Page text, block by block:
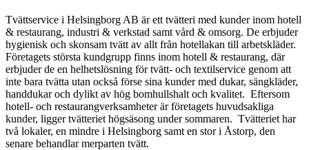
Tvättservice i Helsingborg AB är ett tvätteri med kunder inom hotell
& restaurang, industri & verkstad samt vård & omsorg. De erbjuder
hygienisk och skonsam tvätt av allt från hotellakan till arbetskläder.
Företagets största kundgrupp finns inom hotell & restaurang, där
erbjuder de en helhetslösning för tvätt- och textilservice genom att
inte bara tvätta utan också förse sina kunder med dukar, sängkläder,
handdukar och dylikt av hög bomhullshalt och kvalitet. Eftersom
hotell- och restaurangverksamheter är företagets huvudsakliga
kunder, ligger tvätteriet högsäsong under sommaren. Tvätteriet har
två lokaler, en mindre i Helsingborg samt en stor i Åstorp, den
senare behandlar merparten tvätt.